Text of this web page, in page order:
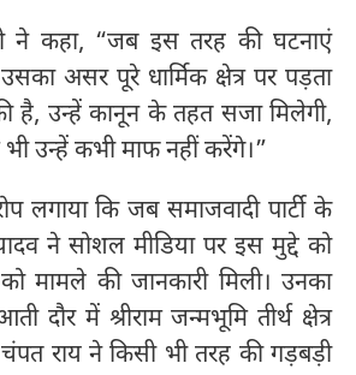
ने कहा, “जब इस तरह की घटनाएं
असर पूरे धार्मिक क्षेत्र पर पड़ता
है, उन्हें कानून के तहत सजा मिलेगी,
उन्हें कभी माफ नहीं करेंगे।”
लगाया कि जब समाजवादी पार्टी के
ने सोशल मीडिया पर इस मुद्दे को
मामले की जानकारी मिली। उनका
दौर में श्रीराम जन्मभूमि तीर्थ क्षेत्र
राय ने किसी भी तरह की गड़बड़ी